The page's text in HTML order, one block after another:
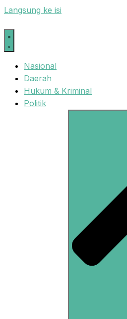
Langsung ke isi
Nasional
Daerah
Hukum & Kriminal
Politik